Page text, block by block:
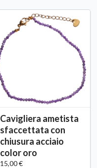
Cavigliera ametista
sfaccettata con
chiusura acciaio
color oro
15,00 €